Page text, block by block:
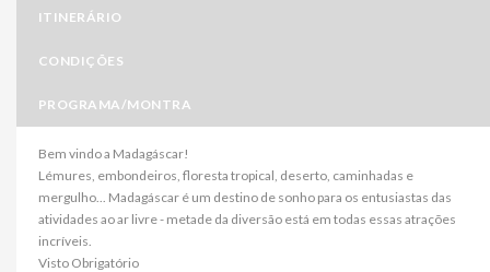
ITINERÁRIO
CONDIÇÕES
PROGRAMA/MONTRA
Bem vindo a Madagáscar!
Lémures, embondeiros, floresta tropical, deserto, caminhadas e
mergulho... Madagáscar é um destino de sonho para os entusiastas das
atividades ao ar livre - metade da diversão está em todas essas atrações
incríveis.
Visto Obrigatório